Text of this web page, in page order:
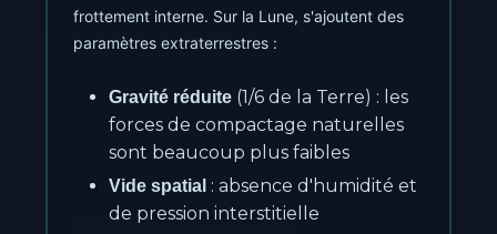
frottement interne. Sur la Lune, s'ajoutent des
paramètres extraterrestres :
Gravité réduite (1/6 de la Terre) : les
forces de compactage naturelles
sont beaucoup plus faibles
Vide spatial : absence d'humidité et
de pression interstitielle